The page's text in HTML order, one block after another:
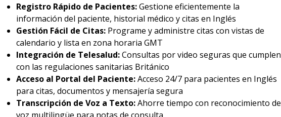
Registro Rápido de Pacientes:Gestione eficientemente la
información del paciente, historial médico y citas en Inglés
Gestión Fácil de Citas: Programe y administre citas con vistas de
calendario y lista en zona horaria GMT
Integración de Telesalud:Consultas por video seguras que cumplen
con las regulaciones sanitarias Británico
Acceso al Portal del Paciente:Acceso 24/7 para pacientes en Inglés
para citas, documentos y mensajería segura
Transcripción de Voz a Texto:Ahorre tiempo con reconocimiento de